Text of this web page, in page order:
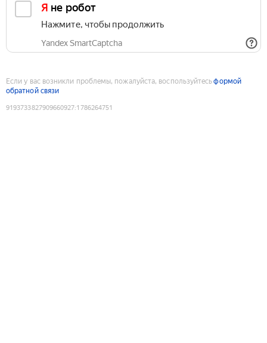
Я не робот
Нажмите, чтобы продолжить
Yandex SmartCaptcha
Если у вас возникли проблемы, пожалуйста, воспользуйтесьформой
обратной связи
9193733827909660927:1786264751